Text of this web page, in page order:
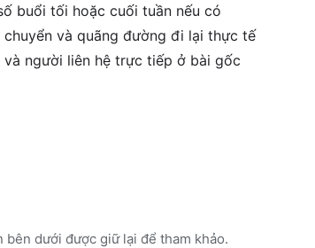
buổi tối hoặc cuối tuần nếu có
và quãng đường đi lại thực tế
người liên hệ trực tiếp ở bài gốc
dưới được giữ lại để tham khảo.